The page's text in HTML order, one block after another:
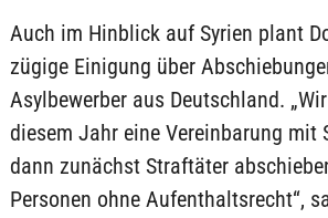
Auch im Hinblick auf Syrien plant
zügige Einigung über
Asylbewerber aus Deutschland.
diesem Jahr eine Vereinbarung mit
dann zunächst Straftäter
Personen ohne Aufenthaltsrecht“,